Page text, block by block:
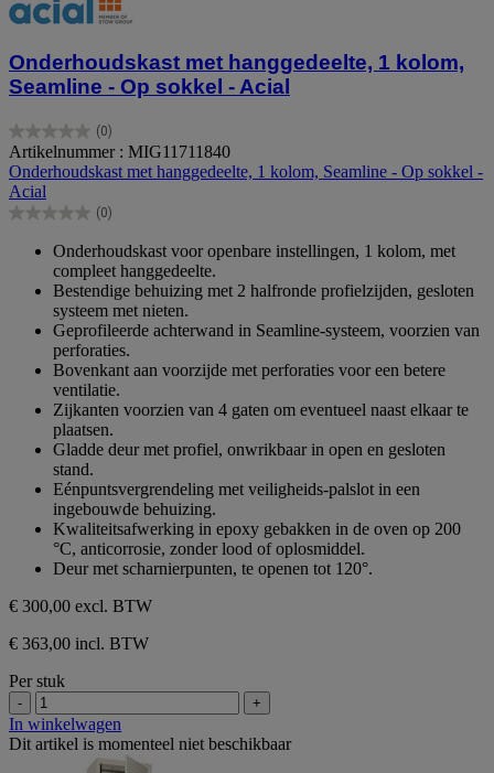
Onderhoudskast met hanggedeelte, 1 kolom,
Seamline - Op sokkel - Acial
(0)
0.0
van
de
5
sterren.
Artikelnummer : MIG11711840
Onderhoudskast met hanggedeelte, 1 kolom, Seamline - Op sokkel -
Acial
(0)
0.0
sterren.
Onderhoudskast voor openbare instellingen, 1 kolom, met
compleet hanggedeelte.
Bestendige behuizing met 2 halfronde profielzijden, gesloten
systeem met nieten.
Geprofileerde achterwand in Seamline-systeem, voorzien van
perforaties.
Bovenkant aan voorzijde met perforaties voor een betere
ventilatie.
Zijkanten voorzien van 4 gaten om eventueel naast elkaar te
plaatsen.
Gladde deur met profiel, onwrikbaar in open en gesloten
stand.
Eénpuntsvergrendeling met veiligheids-palslot in een
ingebouwde behuizing.
Kwaliteitsafwerking in epoxy gebakken in de oven op 200
°C, anticorrosie, zonder lood of oplosmiddel.
Deur met scharnierpunten, te openen tot 120°.
€ 300,00 excl. BTW
€ 363,00 incl. BTW
Per stuk
- +
In winkelwagen
Dit artikel is momenteel niet beschikbaar